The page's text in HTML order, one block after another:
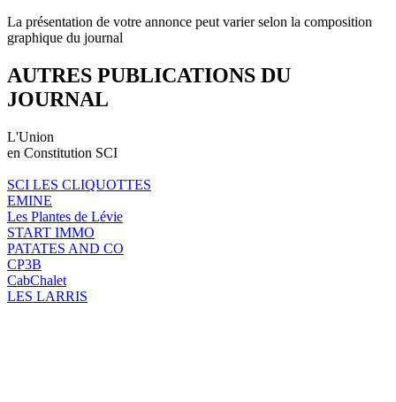
La présentation de votre annonce peut varier selon la composition
graphique du journal
AUTRES PUBLICATIONS DU
JOURNAL
L'Union
en Constitution SCI
SCI LES CLIQUOTTES
EMINE
Les Plantes de Lévie
START IMMO
PATATES AND CO
CP3B
CabChalet
LES LARRIS